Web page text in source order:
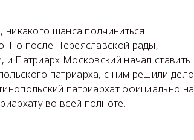
шанса подчиниться
Но после Переяславской рады,
Патриарх Московский начал ставить
патриарха, с ним решили дело
патриархат официально на
во всей полноте.